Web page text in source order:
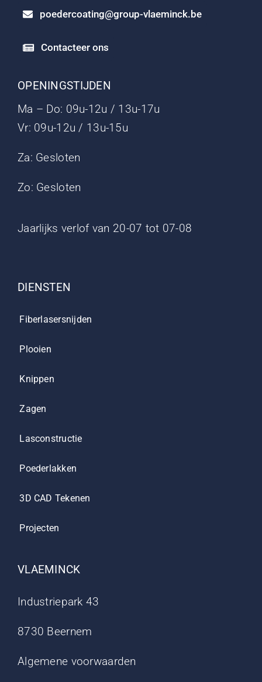
poedercoating@group-vlaeminck.be
Contacteer ons
OPENINGSTIJDEN
Ma – Do: 09u-12u / 13u-17u
Vr: 09u-12u / 13u-15u
Za: Gesloten
Zo: Gesloten
Jaarlijks verlof van 20-07 tot 07-08
DIENSTEN
Fiberlasersnijden
Plooien
Knippen
Zagen
Lasconstructie
Poederlakken
3D CAD Tekenen
Projecten
VLAEMINCK
Industriepark 43
8730 Beernem
Algemene voorwaarden